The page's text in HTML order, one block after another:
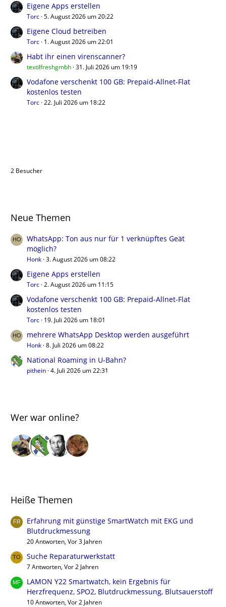
Eigene Apps erstellen
Torc 5. August 2026 um 20:22
Eigene Cloud betreiben
Torc 1. August 2026 um 22:01
Habt ihr einen virenscanner?
textilfreshgmbh 31. Juli 2026 um 19:19
Vodafone verschenkt 100 GB: Prepaid-Allnet-Flat
kostenlos testen
Torc 22. Juli 2026 um 18:22
2 Besucher
Neue Themen
WhatsApp: Ton aus nur für 1 verknüpftes Geät
möglich?
Honk 3. August 2026 um 08:22
Eigene Apps erstellen
Torc 2. August 2026 um 11:15
Vodafone verschenkt 100 GB: Prepaid-Allnet-Flat
kostenlos testen
Torc 19. Juli 2026 um 18:01
mehrere WhatsApp Desktop werden ausgeführt
Honk 8. Juli 2026 um 08:22
National Roaming in U-Bahn?
pithein 4. Juli 2026 um 22:31
Wer war online?
Heiße Themen
Erfahrung mit günstige SmartWatch mit EKG und
Blutdruckmessung
20 Antworten, Vor 3 Jahren
Suche Reparaturwerkstatt
7 Antworten, Vor 2 Jahren
LAMON Y22 Smartwatch, kein Ergebnis für
Herzfrequenz, SPO2, Blutdruckmessung, Blutsauerstoff
10 Antworten, Vor 2 Jahren